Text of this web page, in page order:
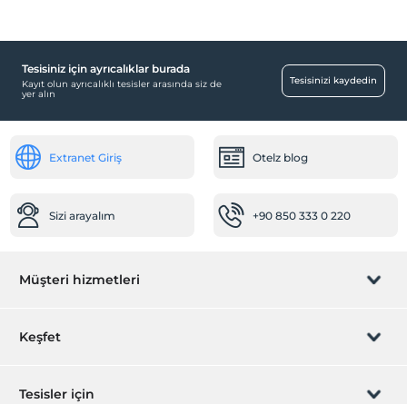
Yiyecek & İçecek
Aile odaları
Günlük temizlik hizmeti
Hastaneye kolay ulaşım (15 dakika)
Tesisiniz için ayrıcalıklar burada
Kayıt olun ayrıcalıklı tesisler arasında siz de
yer alın
Tesisinizi kaydedin
Extranet Giriş Otelz blog
Sizi arayalım +90 850 333 0 220
Müşteri hizmetleri
Rezervasyon yönet
Keşfet
Hediye Kart
Tesisler için